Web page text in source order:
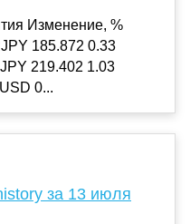
Изменение, %
185.872 0.33
219.402 1.03
0...
за 13 июля